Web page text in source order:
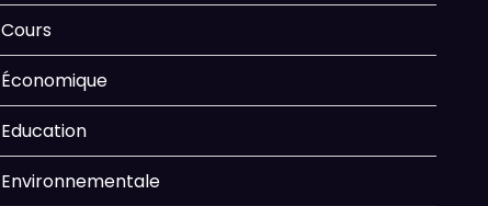
Cours
Économique
Education
Environnementale